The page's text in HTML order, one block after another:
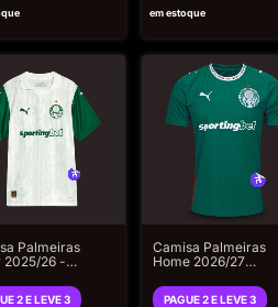
em estoque
Palmeiras
2025/26 -
- Branco
2 E LEVE 3
Camisa Palmeiras
Home 2026/27
Masculino Verde
PAGUE 2 E LEVE 3